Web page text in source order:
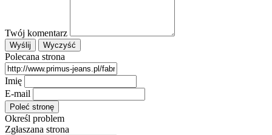
Twój komentarz
Polecana strona
Imię
E-mail
Określ problem
Zgłaszana strona